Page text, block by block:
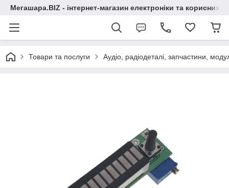
Мегашара.BIZ - інтернет-магазин електроніки та корисних
Товари та послуги Аудіо, радіодеталі, запчастини,